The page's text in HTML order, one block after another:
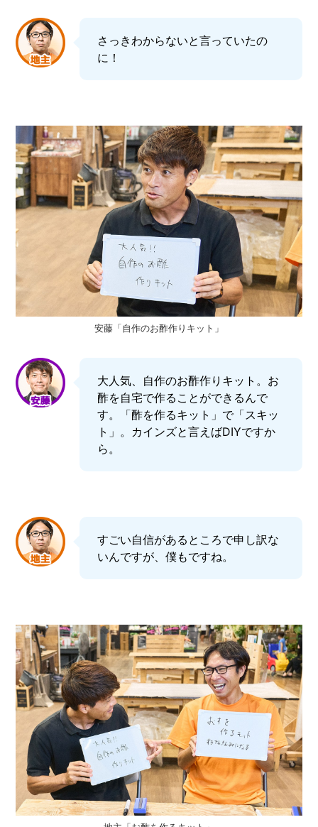
さっきわからないと言っていたの
に！
安藤「自作のお酢作りキット」
大人気、自作のお酢作りキット。お
酢を自宅で作ることができるんで
す。「酢を作るキット」で「スキッ
ト」。カインズと言えばDIYですか
ら。
すごい自信があるところで申し訳な
いんですが、僕もですね。